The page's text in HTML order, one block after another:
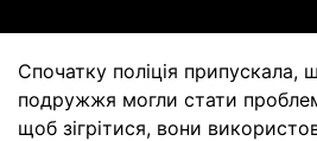
Спочатку поліція припускала,
подружжя могли стати
щоб зігрітися, вони